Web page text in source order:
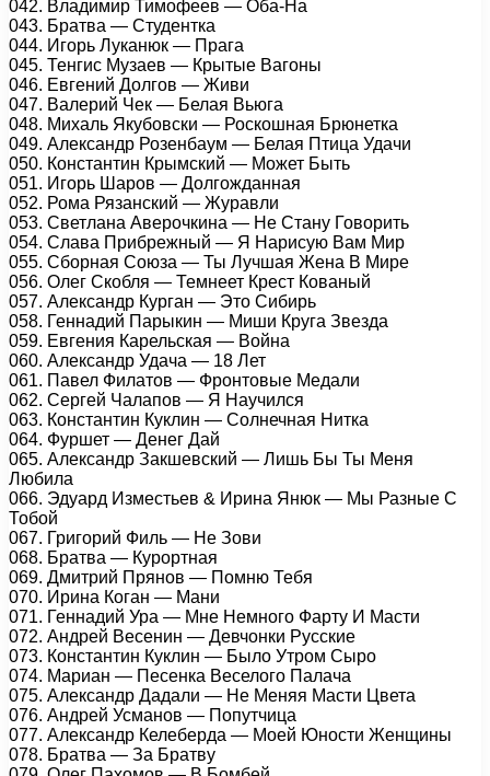
042. Владимир Тимофеев — Оба-На
043. Братва — Студентка
044. Игорь Луканюк — Прага
045. Тенгис Музаев — Крытые Вагоны
046. Евгений Долгов — Живи
047. Валерий Чек — Белая Вьюга
048. Михаль Якубовски — Роскошная Брюнетка
049. Александр Розенбаум — Белая Птица Удачи
050. Константин Крымский — Может Быть
051. Игорь Шаров — Долгожданная
052. Рома Рязанский — Журавли
053. Светлана Аверочкина — Не Стану Говорить
054. Слава Прибрежный — Я Нарисую Вам Мир
055. Сборная Союза — Ты Лучшая Жена В Мире
056. Олег Скобля — Темнеет Крест Кованый
057. Александр Курган — Это Сибирь
058. Геннадий Парыкин — Миши Круга Звезда
059. Евгения Карельская — Война
060. Александр Удача — 18 Лет
061. Павел Филатов — Фронтовые Медали
062. Сергей Чалапов — Я Научился
063. Константин Куклин — Солнечная Нитка
064. Фуршет — Денег Дай
065. Александр Закшевский — Лишь Бы Ты Меня
Любила
066. Эдуард Изместьев & Ирина Янюк — Мы Разные С
Тобой
067. Григорий Филь — Не Зови
068. Братва — Курортная
069. Дмитрий Прянов — Помню Тебя
070. Ирина Коган — Мани
071. Геннадий Ура — Мне Немного Фарту И Масти
072. Андрей Весенин — Девчонки Русские
073. Константин Куклин — Было Утром Сыро
074. Мариан — Песенка Веселого Палача
075. Александр Дадали — Не Меняя Масти Цвета
076. Андрей Усманов — Попутчица
077. Александр Келеберда — Моей Юности Женщины
078. Братва — За Братву